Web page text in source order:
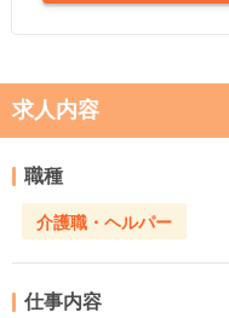
求人内容
職種
介護職・ヘルパー
仕事内容